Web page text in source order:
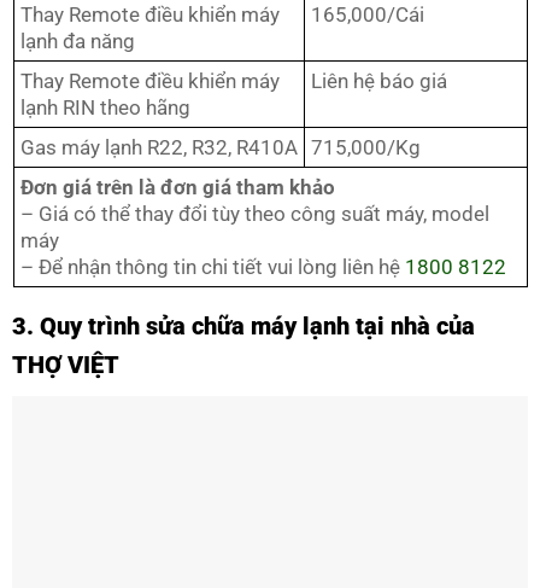
Thay Remote điều khiển máy
lạnh đa năng
165,000/Cái
Thay Remote điều khiển máy
lạnh RIN theo hãng
Liên hệ báo giá
Gas máy lạnh R22, R32, R410A 715,000/Kg
Đơn giá trên là đơn giá tham khảo
– Giá có thể thay đổi tùy theo công suất máy, model
máy
– Để nhận thông tin chi tiết vui lòng liên hệ 1800 8122
3. Quy trình sửa chữa máy lạnh tại nhà của
THỢ VIỆT